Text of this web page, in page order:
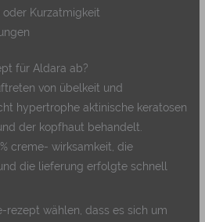
Kurzatmigkeit
für Aldara ab?
von übelkeit und
hypertrophe aktinische keratosen
der kopfhaut behandelt.
creme- wirksamkeit, die
die lieferung erfolgte schnell
rezept wählen, dass es sich um